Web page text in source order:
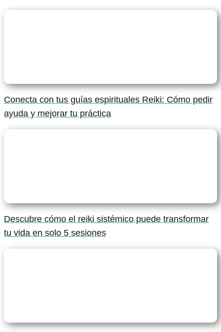
Conecta con tus guías espirituales Reiki: Cómo pedir
ayuda y mejorar tu práctica
Descubre cómo el reiki sistémico puede transformar
tu vida en solo 5 sesiones